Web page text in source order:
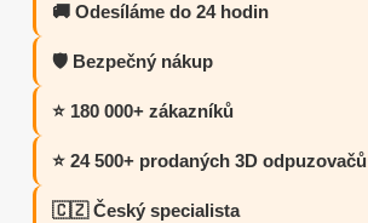
🚚 Odesíláme do 24 hodin
🛡️ Bezpečný nákup
⭐ 180 000+ zákazníků
⭐ 24 500+ prodaných 3D odpuzovačů
🇨🇿 Český specialista